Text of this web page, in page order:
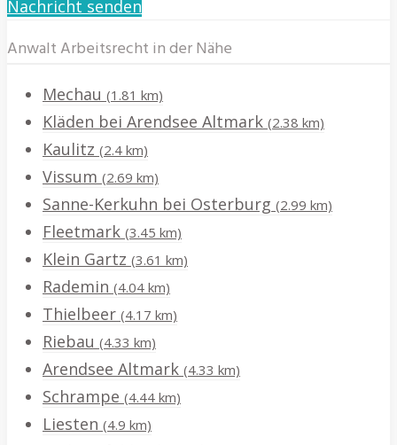
Nachricht senden
Anwalt Arbeitsrecht in der Nähe
Mechau (1.81 km)
Kläden bei Arendsee Altmark (2.38 km)
Kaulitz (2.4 km)
Vissum (2.69 km)
Sanne-Kerkuhn bei Osterburg (2.99 km)
Fleetmark (3.45 km)
Klein Gartz (3.61 km)
Rademin (4.04 km)
Thielbeer (4.17 km)
Riebau (4.33 km)
Arendsee Altmark (4.33 km)
Schrampe (4.44 km)
Liesten (4.9 km)